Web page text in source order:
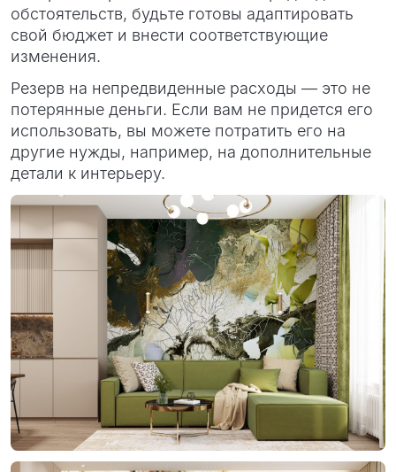
обстоятельств, будьте готовы адаптировать
свой бюджет и внести соответствующие
изменения.
Резерв на непредвиденные расходы — это не
потерянные деньги. Если вам не придется его
использовать, вы можете потратить его на
другие нужды, например, на дополнительные
детали к интерьеру.